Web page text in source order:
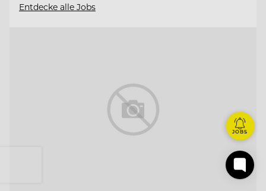
Entdecke alle Jobs
JOBS